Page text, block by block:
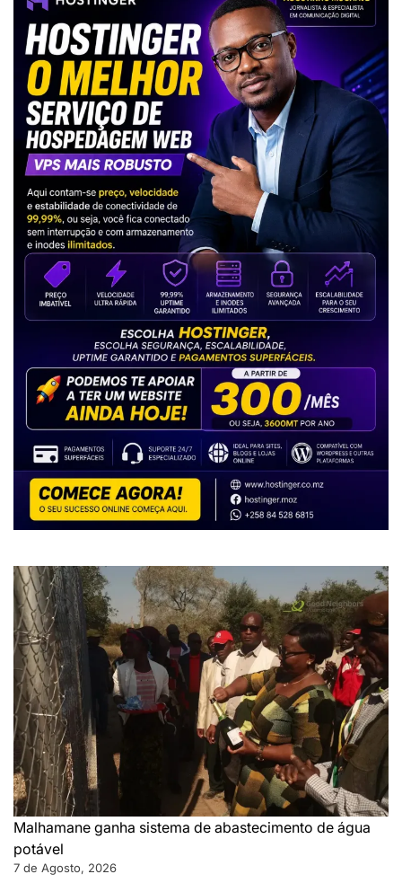
Malhamane ganha sistema de abastecimento de água
potável
7 de Agosto, 2026